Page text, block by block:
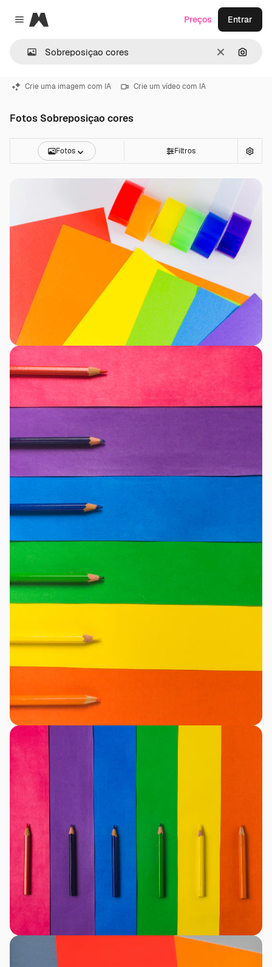
Close menu
Magnific
Limpar
Preços Entrar
Crie uma imagem com IA Crie um vídeo com IA
Fotos Sobreposiçao cores
Fotos Filtros